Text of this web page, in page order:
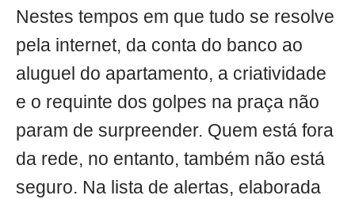
Nestes tempos em que tudo se resolve
pela internet, da conta do banco ao
aluguel do apartamento, a criatividade
e o requinte dos golpes na praça não
param de surpreender. Quem está fora
da rede, no entanto, também não está
seguro. Na lista de alertas, elaborada